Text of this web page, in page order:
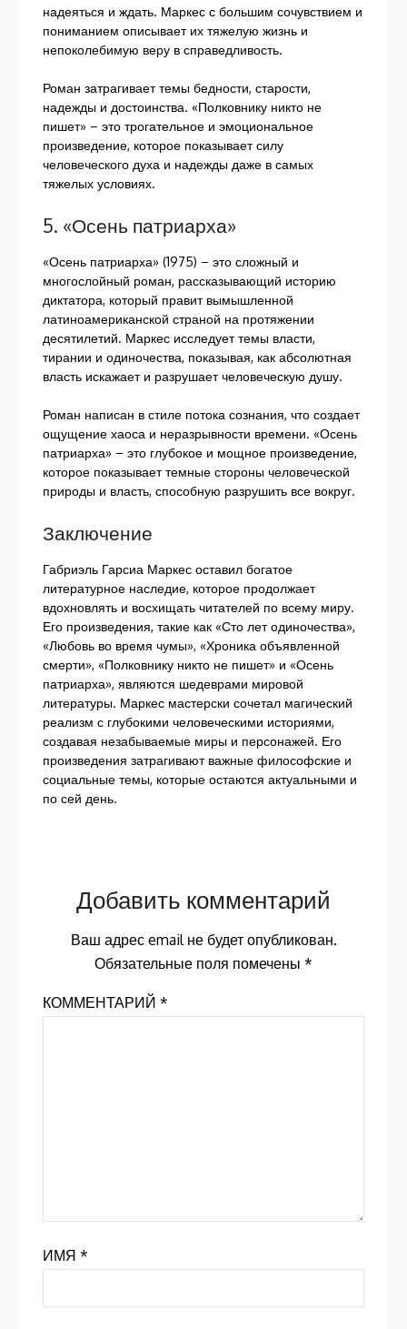
надеяться и ждать. Маркес с большим сочувствием и
пониманием описывает их тяжелую жизнь и
непоколебимую веру в справедливость.
Роман затрагивает темы бедности, старости,
надежды и достоинства. «Полковнику никто не
пишет» – это трогательное и эмоциональное
произведение, которое показывает силу
человеческого духа и надежды даже в самых
тяжелых условиях.
5. «Осень патриарха»
«Осень патриарха» (1975) – это сложный и
многослойный роман, рассказывающий историю
диктатора, который правит вымышленной
латиноамериканской страной на протяжении
десятилетий. Маркес исследует темы власти,
тирании и одиночества, показывая, как абсолютная
власть искажает и разрушает человеческую душу.
Роман написан в стиле потока сознания, что создает
ощущение хаоса и неразрывности времени. «Осень
патриарха» – это глубокое и мощное произведение,
которое показывает темные стороны человеческой
природы и власть, способную разрушить все вокруг.
Заключение
Габриэль Гарсиа Маркес оставил богатое
литературное наследие, которое продолжает
вдохновлять и восхищать читателей по всему миру.
Его произведения, такие как «Сто лет одиночества»,
«Любовь во время чумы», «Хроника объявленной
смерти», «Полковнику никто не пишет» и «Осень
патриарха», являются шедеврами мировой
литературы. Маркес мастерски сочетал магический
реализм с глубокими человеческими историями,
создавая незабываемые миры и персонажей. Его
произведения затрагивают важные философские и
социальные темы, которые остаются актуальными и
по сей день.
Добавить комментарий
Ваш адрес email не будет опубликован.
Обязательные поля помечены *
КОММЕНТАРИЙ*
ИМЯ*